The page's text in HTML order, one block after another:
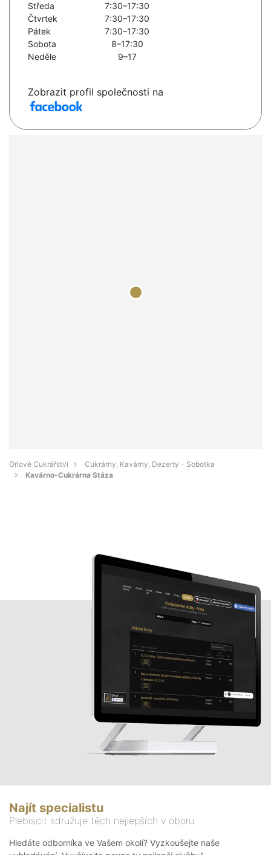
Středa
7:30–17:30
Čtvrtek
7:30–17:30
Pátek
7:30–17:30
Sobota
8–17:30
Neděle
9–17
Zobrazit profil společnosti na
Orlové Cukrářství
Cukrárny, Kavárny, Dezerty - Sobotka
Kavárno-Cukrárna Stáza
Najít specialistu
Plebiscit sdružuje těch nejlepších v oboru
Hledáte odborníka ve Vašem okolí? Vyzkoušejte naše